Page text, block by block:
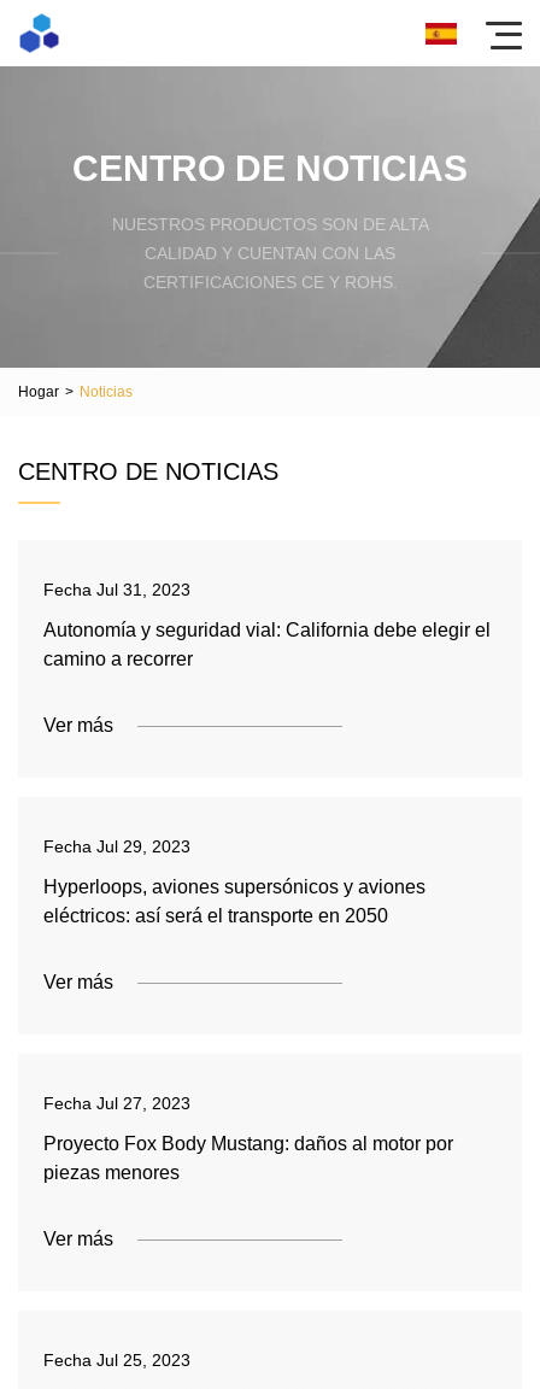
CENTRO DE NOTICIAS
NUESTROS PRODUCTOS SON DE ALTA
CALIDAD Y CUENTAN CON LAS
CERTIFICACIONES CE Y ROHS.
Hogar > Noticias
CENTRO DE NOTICIAS
Fecha Jul 31, 2023
Autonomía y seguridad vial: California debe elegir el
camino a recorrer
Ver más
Fecha Jul 29, 2023
Hyperloops, aviones supersónicos y aviones
eléctricos: así será el transporte en 2050
Ver más
Fecha Jul 27, 2023
Proyecto Fox Body Mustang: daños al motor por
piezas menores
Ver más
Fecha Jul 25, 2023